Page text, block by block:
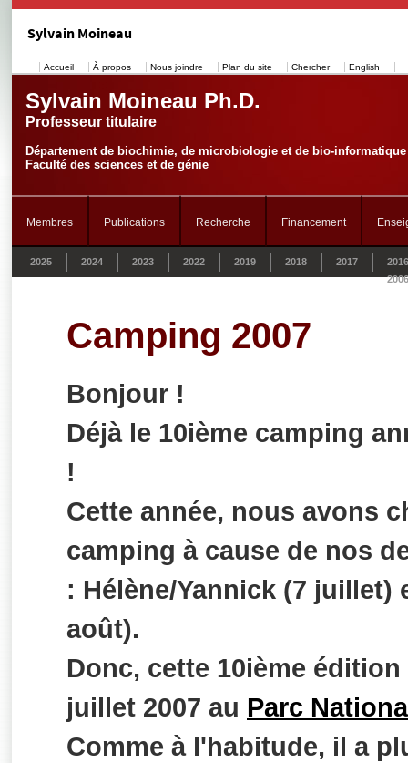
Sylvain Moineau
Accueil À propos Nous joindre Plan du site Chercher English
Sylvain Moineau Ph.D.
Professeur titulaire
Département de biochimie, de microbiologie et de bio-informatique
Faculté des sciences et de génie
Membres Publications Recherche Financement
2025 2024 2023 2022 2019 2018 2017
2016
2006
Camping 2007
Bonjour !
Déjà le 10ième camping
!
Cette année, nous avons
camping à cause de nos
: Hélène/Yannick (7 juillet)
août).
Donc, cette 10ième
juillet 2007 au Parc
Comme à l'habitude, il a